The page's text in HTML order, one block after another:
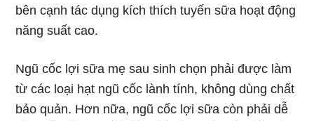
bên cạnh tác dụng kích thích tuyến sữa hoạt động
năng suất cao.
Ngũ cốc lợi sữa mẹ sau sinh chọn phải được làm
từ các loại hạt ngũ cốc lành tính, không dùng chất
bảo quản. Hơn nữa, ngũ cốc lợi sữa còn phải dễ